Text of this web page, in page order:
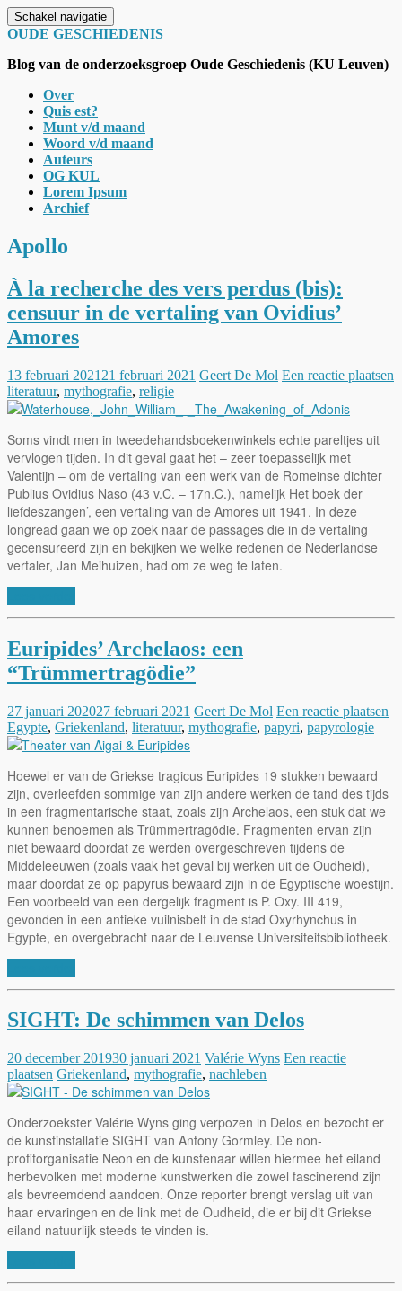
Schakel navigatie
OUDE GESCHIEDENIS
Blog van de onderzoeksgroep Oude Geschiedenis (KU Leuven)
Over
Quis est?
Munt v/d maand
Woord v/d maand
Auteurs
OG KUL
Lorem Ipsum
Archief
Apollo
À la recherche des vers perdus (bis):
censuur in de vertaling van Ovidius’
Amores
13 februari 2021 21 februari 2021 Geert De Mol Een reactie plaatsen
literatuur, mythografie, religie
Soms vindt men in tweedehandsboekenwinkels echte pareltjes uit
vervlogen tijden. In dit geval gaat het – zeer toepasselijk met
Valentijn – om de vertaling van een werk van de Romeinse dichter
Publius Ovidius Naso (43 v.C. – 17n.C.), namelijk Het boek der
liefdeszangen’, een vertaling van de Amores uit 1941. In deze
longread gaan we op zoek naar de passages die in de vertaling
gecensureerd zijn en bekijken we welke redenen de Nederlandse
vertaler, Jan Meihuizen, had om ze weg te laten.
Euripides’ Archelaos: een
“Trümmertragödie”
27 januari 202027 februari 2021 Geert De Mol Een reactie plaatsen
Egypte, Griekenland, literatuur, mythografie, papyri, papyrologie
Hoewel er van de Griekse tragicus Euripides 19 stukken bewaard
zijn, overleefden sommige van zijn andere werken de tand des tijds
in een fragmentarische staat, zoals zijn Archelaos, een stuk dat we
kunnen benoemen als Trümmertragödie. Fragmenten ervan zijn
niet bewaard doordat ze werden overgeschreven tijdens de
Middeleeuwen (zoals vaak het geval bij werken uit de Oudheid),
maar doordat ze op papyrus bewaard zijn in de Egyptische woestijn.
Een voorbeeld van een dergelijk fragment is P. Oxy. III 419,
gevonden in een antieke vuilnisbelt in de stad Oxyrhynchus in
Egypte, en overgebracht naar de Leuvense Universiteitsbibliotheek.
SIGHT: De schimmen van Delos
20 december 201930 januari 2021 Valérie Wyns Een reactie
plaatsen Griekenland, mythografie, nachleben
Onderzoekster Valérie Wyns ging verpozen in Delos en bezocht er
de kunstinstallatie SIGHT van Antony Gormley. De non-
profitorganisatie Neon en de kunstenaar willen hiermee het eiland
herbevolken met moderne kunstwerken die zowel fascinerend zijn
als bevreemdend aandoen. Onze reporter brengt verslag uit van
haar ervaringen en de link met de Oudheid, die er bij dit Griekse
eiland natuurlijk steeds te vinden is.